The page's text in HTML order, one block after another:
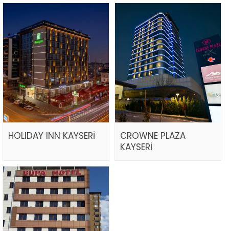
HOLIDAY INN KAYSERİ
CROWNE PLAZA
KAYSERİ